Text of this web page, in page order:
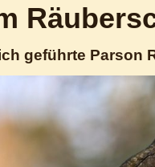
geführte Parson